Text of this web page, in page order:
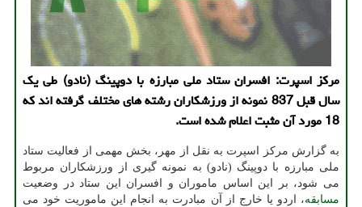
مرکز اسپرت: افسران ستاد ملی مبارزه با دوپینگ (نادو) طی یک
سال قبل 837 نمونه از ورزشکاران رشته های مختلف گرفته اند که
18 مورد آن مثبت اعلام شده است.
به گزارش مرکز اسپرت به نقل از مهر، بخش مهمی از فعالیت ستاد
ملی مبارزه با دوپینگ (نادو) به نمونه گیری از ورزشکاران مربوط
می شود، بر این اساس ماموران و افسران این ستاد در وضعیت
مسابقه، اردو یا خارج از آن مبادرت به انجام این ماموریت خود می